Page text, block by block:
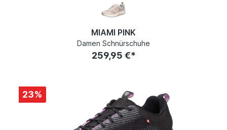
MIAMI PINK
Damen Schnürschuhe
259,95 €*
23%